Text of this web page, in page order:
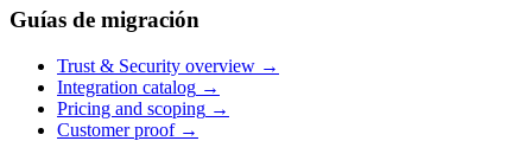
Guías de migración
Trust & Security overview →
Integration catalog →
Pricing and scoping →
Customer proof→